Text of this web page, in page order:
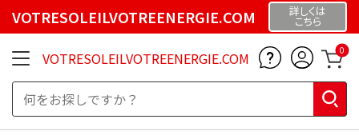
VOTRESOLEILVOTREENERGIE.COM 詳しくは
こちら
VOTRESOLEILVOTREENERGIE.COM 0